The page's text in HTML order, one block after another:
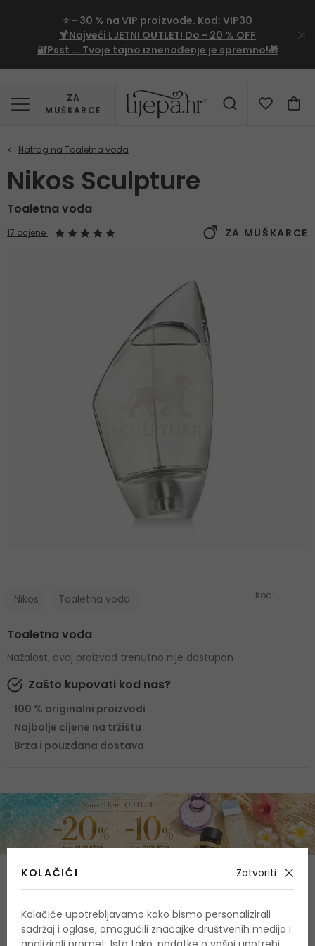
⭐ - 30 % na VIP proizvode. Kod: VIP30
🍹Najveći LJETNI OUTLET! Do - 20 % OFF
🔐Psst ... Tvoje tajno iznenađenje je spremno!🎁
ZA
MUŠKARCE
Nikos Sculpture
Toaletna voda
ZA MUŠKARCE
17 ocjene
Nikos Toaletna voda Kod:
Toaletna voda
Nažalost, ovaj proizvod trenutno nije dostupan
Zašto kupovati kod nas?
100 % originalni proizvodi
Najbolje cijene na tržištu
Brza i pouzdana dostava
Sastav
Gornje note
bergamot, cvijet naranče, mandarinova narančina aroma,
limun
KOLAČIĆI Zatvoriti
Kolačiće upotrebljavamo kako bismo personalizirali
sadržaj i oglase, omogućili značajke društvenih medija i